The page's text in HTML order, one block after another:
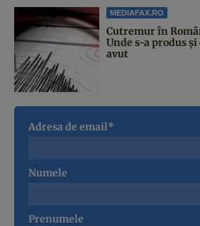
MEDIAFAX.RO
Cutremur în
Unde s-a produs
avut
Adresa de email*
Numele
Prenumele